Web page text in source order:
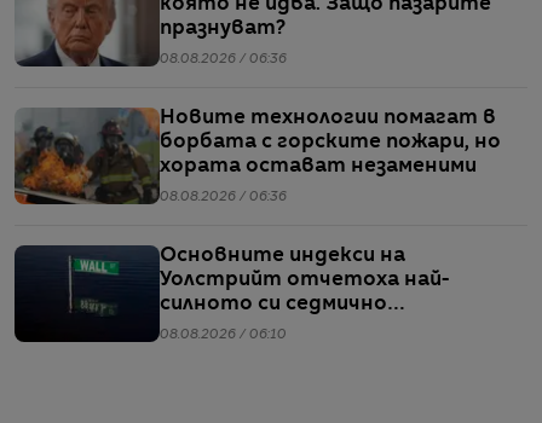
която не идва. Защо пазарите
празнуват?
08.08.2026 / 06:36
Новите технологии помагат в
борбата с горските пожари, но
хората остават незаменими
08.08.2026 / 06:36
Основните индекси на
Уолстрийт отчетоха най-
силното си седмично
представяне от април насам
08.08.2026 / 06:10